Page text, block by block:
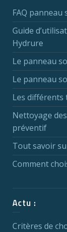
FAQ panneau
Guide
Hydrure
Le panneau
Le panneau
Les différents
Nettoyage
préventif
Tout savoir
Comment
Actu :
Critères de